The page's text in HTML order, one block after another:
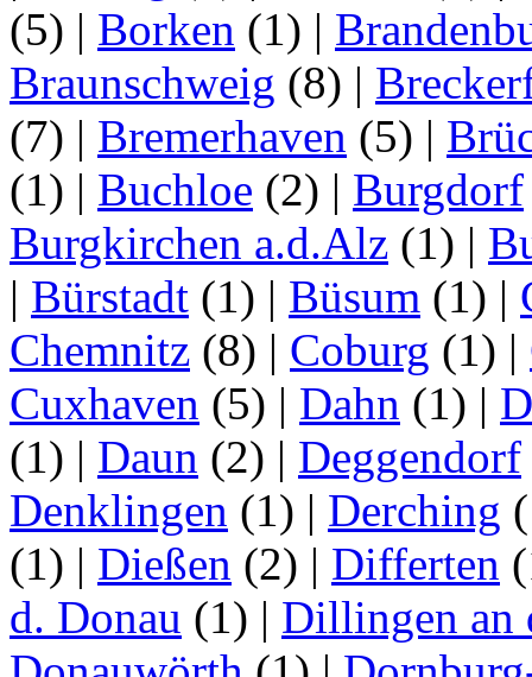
(5) | Borken (1) |
Braunschweig (8) |
(7) | Bremerhaven (5) |
(1) | Buchloe (2) | Burgdorf
Burgkirchen a.d.Alz (1) |
| Bürstadt (1) | Büsum (1) |
Chemnitz (8) | Coburg (1) |
Cuxhaven (5) | Dahn (1) |
(1) | Daun (2) | Deggendorf
Denklingen (1) | Derching
(1) | Dießen (2) | Differten
d. Donau (1) | Dillingen an